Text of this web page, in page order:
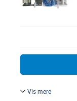
Vis mere